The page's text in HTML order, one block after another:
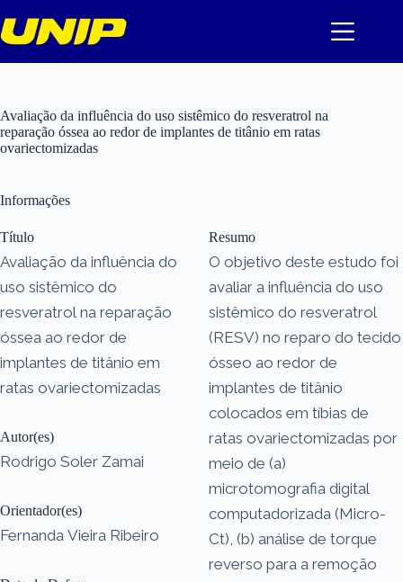
para
o
Avaliação da influência do uso sistêmico do resveratrol na
reparação óssea ao redor de implantes de titânio em ratas
ovariectomizadas
Informações
Título
Avaliação da influência do
uso sistêmico do
resveratrol na reparação
óssea ao redor de
implantes de titânio em
ratas ovariectomizadas
Autor(es)
Rodrigo Soler Zamai
Orientador(es)
Fernanda Vieira Ribeiro
Resumo
O objetivo deste estudo foi
avaliar a influência do uso
sistêmico do resveratrol
(RESV) no reparo do tecido
ósseo ao redor de
implantes de titânio
colocados em tíbias de
ratas ovariectomizadas por
meio de (a)
microtomografia digital
computadorizada (Micro-
Ct), (b) análise de torque
reverso para a remoção